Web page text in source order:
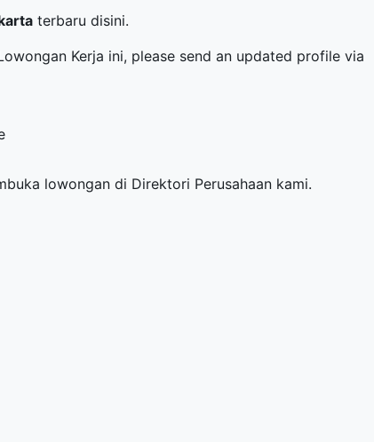
terbaru disini.
Kerja ini, please send an updated profile via
lowongan di Direktori Perusahaan kami.